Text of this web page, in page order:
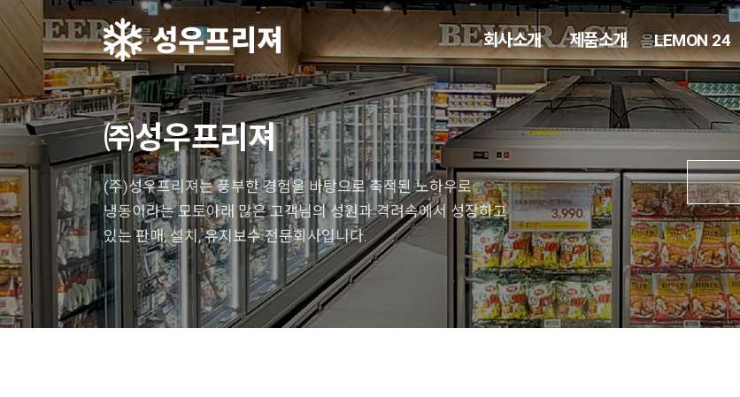
회사소개 제품소개 LEMON 24
㈜성우프리져
(주)성우프리져는 풍부한 경험을 바탕으로 축적된 노하우로
냉동이라는 모토아래 많은 고객님의 성원과 격려속에서 성장하고
있는 판매, 설치, 유지보수 전문회사입니다.